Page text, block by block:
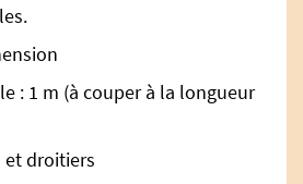
: 1 m (à couper à la longueur
et droitiers